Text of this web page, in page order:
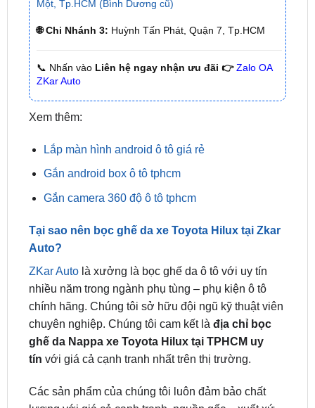
📞 Nhấn vàoLiên hệ ngay nhận ưu đãi 👉 Zalo OA
Xem thêm:
Lắp màn hình android ô tô giá rẻ
Tại sao nên bọc ghế da xe Toyota Hilux tại Zkar
ZKar Autolà xưởng là bọc ghế da ô tô với uy tín
nhiều năm trong ngành phụ tùng – phụ kiện ô tô
chính hãng. Chúng tôi sở hữu đội ngũ kỹ thuật viên
chuyên nghiệp. Chúng tôi cam kết làđịa chỉ bọc
ghế da Nappa xe Toyota Hilux tại TPHCM uy
tínvới giá cả cạnh tranh nhất trên thị trường.
Các sản phẩm của chúng tôi luôn đảm bảo chất
rõ ràng, thời gian thi công nhanh. ZKar Auto cam